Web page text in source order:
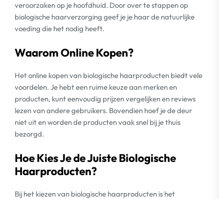
veroorzaken op je hoofdhuid. Door over te stappen op
biologische haarverzorging geef je je haar de natuurlijke
voeding die het nodig heeft.
Waarom Online Kopen?
Het online kopen van biologische haarproducten biedt vele
voordelen. Je hebt een ruime keuze aan merken en
producten, kunt eenvoudig prijzen vergelijken en reviews
lezen van andere gebruikers. Bovendien hoef je de deur
niet uit en worden de producten vaak snel bij je thuis
bezorgd.
Hoe Kies Je de Juiste Biologische
Haarproducten?
Bij het kiezen van biologische haarproducten is het